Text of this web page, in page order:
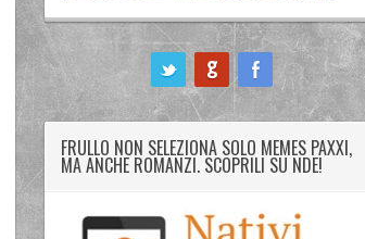
FRULLO NON SELEZIONA SOLO MEMES PAXXI,
MA ANCHE ROMANZI. SCOPRILI SU NDE!